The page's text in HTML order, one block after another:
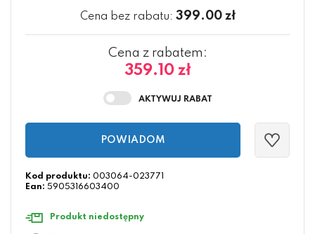
Cena bez rabatu: 399.00 zł
Cena z rabatem:
359.10 zł
POWIADOM
Kod produktu: 003064-023771
Ean: 5905316603400
Produkt niedostępny